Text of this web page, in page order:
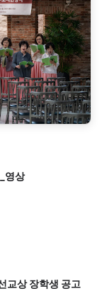
영상
상 장학생 공고